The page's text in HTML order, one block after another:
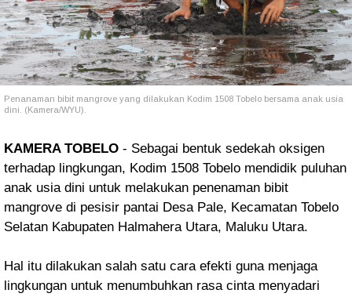
Penanaman bibit mangrove yang dilakukan Kodim 1508 Tobelo bersama anak usia
dini. (Kamera/WYU).
KAMERA TOBELO - Sebagai bentuk sedekah oksigen
terhadap lingkungan, Kodim 1508 Tobelo mendidik puluhan
anak usia dini untuk melakukan penenaman bibit
mangrove di pesisir pantai Desa Pale, Kecamatan Tobelo
Selatan Kabupaten Halmahera Utara, Maluku Utara.
Hal itu dilakukan salah satu cara efekti guna menjaga
lingkungan untuk menumbuhkan rasa cinta menyadari